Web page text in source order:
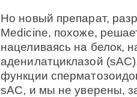
Но новый препарат,
Medicine, похоже,
нацеливаясь на белок,
аденилатциклазой
функции
sAC, и мы не уверены,